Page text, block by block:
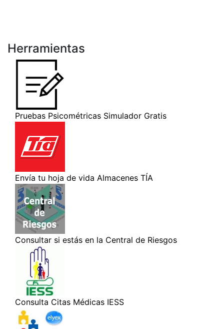
Herramientas